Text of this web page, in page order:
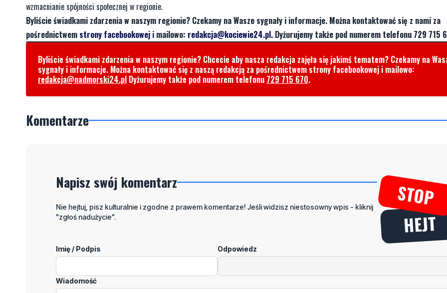
wzmacnianie spójności społecznej w regionie.
Byliście świadkami zdarzenia w naszym regionie? Czekamy na Wasze sygnały i informacje. Można kontaktować się z nami za
pośrednictwem strony facebookowej i mailowo: redakcja@kociewie24.pl. Dyżurujemy także pod numerem telefonu 729 715
Byliście świadkami zdarzenia w naszym regionie? Chcecie aby nasza redakcja zajęła się jakimś tematem? Czekamy na
sygnały i informacje. Można kontaktować się z naszą redakcją za pośrednictwem strony facebookowej i mailowo:
redakcja@nadmorski24.pl Dyżurujemy także pod numerem telefonu 729 715 670.
Komentarze
Napisz swój komentarz
Nie hejtuj, pisz kulturalnie i zgodne z prawem komentarze! Jeśli widzisz niestosowny wpis - kliknij
"zgłoś nadużycie".
Imię / Podpis Odpowiedz
Wiadomość